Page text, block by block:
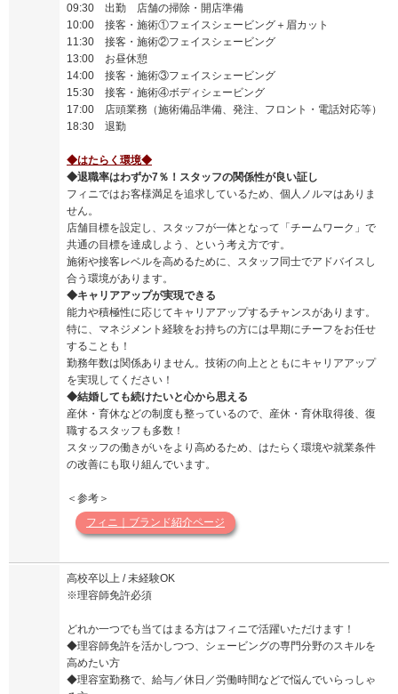
09:30 出勤 店舗の掃除・開店準備
10:00 接客・施術①フェイスシェービング＋眉カット
11:30 接客・施術②フェイスシェービング
13:00 お昼休憩
14:00 接客・施術③フェイスシェービング
15:30 接客・施術④ボディシェービング
17:00 店頭業務（施術備品準備、発注、フロント・電話対応等）
18:30 退勤
◆はたらく環境◆
◆退職率はわずか7％！スタッフの関係性が良い証し
フィニではお客様満足を追求しているため、個人ノルマはありま
せん。
店舗目標を設定し、スタッフが一体となって「チームワーク」で
共通の目標を達成しよう、という考え方です。
施術や接客レベルを高めるために、スタッフ同士でアドバイスし
合う環境があります。
◆キャリアアップが実現できる
能力や積極性に応じてキャリアアップするチャンスがあります。
特に、マネジメント経験をお持ちの方には早期にチーフをお任せ
することも！
勤務年数は関係ありません。技術の向上とともにキャリアアップ
を実現してください！
◆結婚しても続けたいと心から思える
産休・育休などの制度も整っているので、産休・育休取得後、復
職するスタッフも多数！
スタッフの働きがいをより高めるため、はたらく環境や就業条件
の改善にも取り組んでいます。
＜参考＞
フィニ｜ブランド紹介ページ
高校卒以上 / 未経験OK
※理容師免許必須
どれか一つでも当てはまる方はフィニで活躍いただけます！
◆理容師免許を活かしつつ、シェービングの専門分野のスキルを
高めたい方
◆理容室勤務で、給与／休日／労働時間などで悩んでいらっしゃ